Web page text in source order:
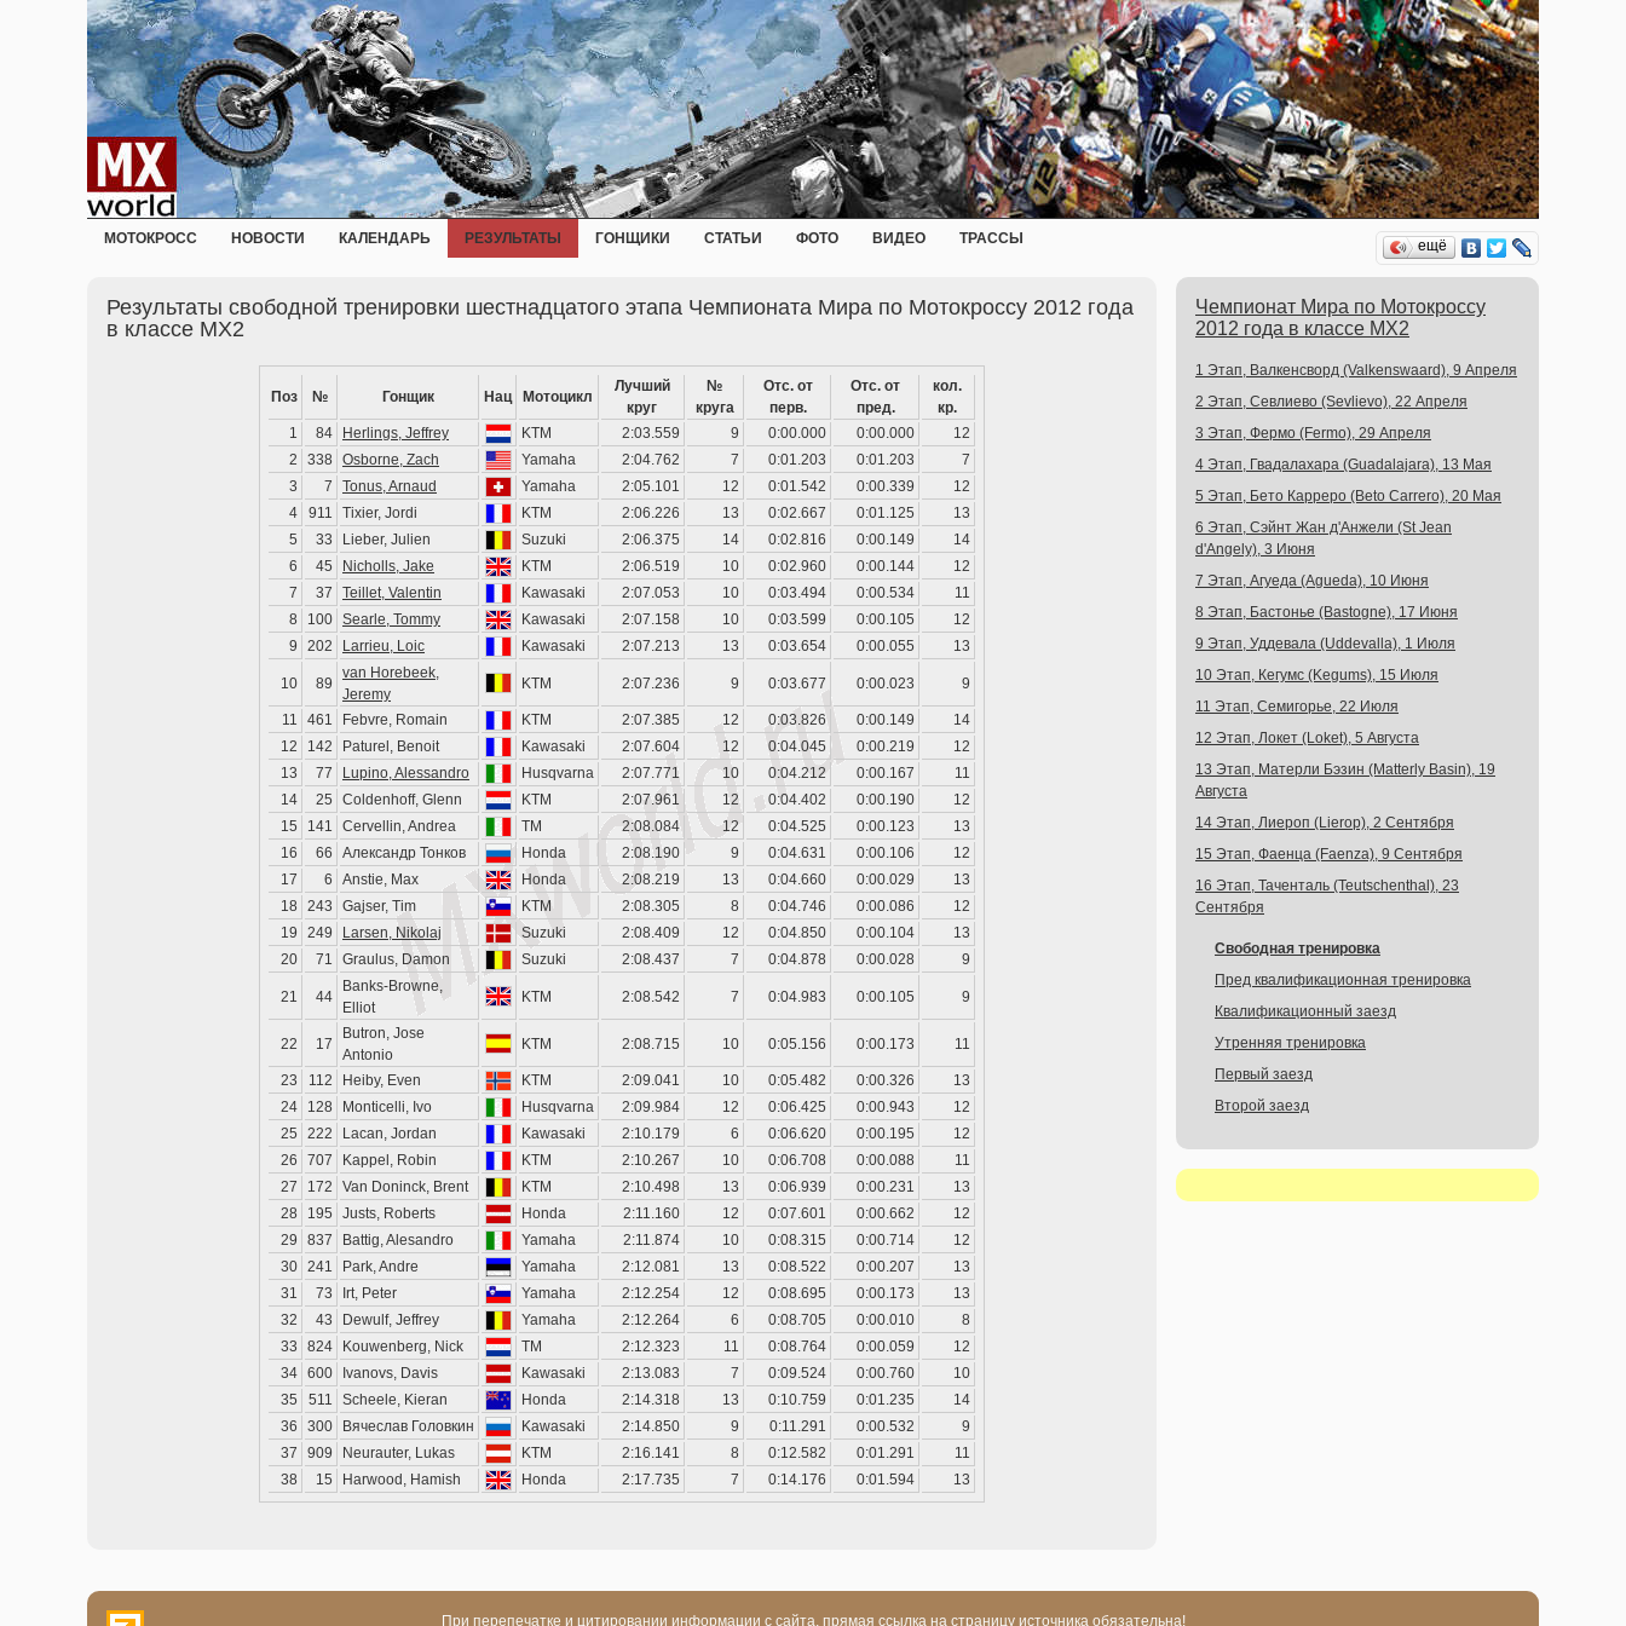
МОТОКРОСС НОВОСТИ КАЛЕНДАРЬ РЕЗУЛЬТАТЫ ГОНЩИКИ СТАТЬИ ФОТО ВИДЕО ТРАССЫ ещё
Результаты свободной тренировки шестнадцатого этапа Чемпионата Мира по Мотокроссу 2012 года
в классе MX2
Поз № Гонщик Нац Мотоцикл
Лучший
круг
№
круга
Отс. от
перв.
Отс. от
пред.
кол.
кр.
1
84 Herlings, Jeffrey KTM 2:03.559 9 0:00.000 0:00.000
12
2
338 Osborne, Zach Yamaha 2:04.762 7 0:01.203 0:01.203
7
3
7 Tonus, Arnaud Yamaha 2:05.101 12 0:01.542 0:00.339
12
4
911 Tixier, Jordi KTM 2:06.226 13 0:02.667 0:01.125
13
5
33 Lieber, Julien Suzuki 2:06.375 14 0:02.816 0:00.149
14
6
45 Nicholls, Jake KTM 2:06.519 10 0:02.960 0:00.144
12
7
37 Teillet, Valentin Kawasaki 2:07.053 10 0:03.494 0:00.534
11
8
100 Searle, Tommy Kawasaki 2:07.158 10 0:03.599 0:00.105
12
9
202 Larrieu, Loic Kawasaki 2:07.213 13 0:03.654 0:00.055 13
10 89
van Horebeek,
Jeremy
KTM 2:07.236 9 0:03.677 0:00.023 9
11 461 Febvre, Romain KTM 2:07.385 12 0:03.826 0:00.149
14
12
142 Paturel, Benoit Kawasaki 2:07.604 12 0:04.045 0:00.219
12
13
77 Lupino, Alessandro Husqvarna 2:07.771 10 0:04.212 0:00.167
11
14
25 Coldenhoff, Glenn KTM 2:07.961 12 0:04.402 0:00.190
12
15
141 Cervellin, Andrea TM 2:08.084 12 0:04.525 0:00.123
13
16
66 Александр Тонков Honda 2:08.190 9 0:04.631 0:00.106
12
17
6 Anstie, Max Honda 2:08.219 13 0:04.660 0:00.029
13
18
243 Gajser, Tim KTM 2:08.305 8 0:04.746 0:00.086
12
19
249 Larsen, Nikolaj Suzuki 2:08.409 12 0:04.850 0:00.104
13
20
71 Graulus, Damon Suzuki 2:08.437 7 0:04.878 0:00.028 9
21 44
Banks-Browne,
Elliot
KTM 2:08.542 7 0:04.983 0:00.105 9
22 17
Butron, Jose
Antonio
KTM 2:08.715 10 0:05.156 0:00.173 11
23 112 Heiby, Even KTM 2:09.041 10 0:05.482 0:00.326
13
24
128 Monticelli, Ivo Husqvarna 2:09.984 12 0:06.425 0:00.943
12
25
222 Lacan, Jordan Kawasaki 2:10.179 6 0:06.620 0:00.195
12
26
707 Kappel, Robin KTM 2:10.267 10 0:06.708 0:00.088
11
27
172 Van Doninck, Brent KTM 2:10.498 13 0:06.939 0:00.231
13
28
195 Justs, Roberts Honda 2:11.160 12 0:07.601 0:00.662
12
29
837 Battig, Alesandro Yamaha 2:11.874 10 0:08.315 0:00.714
12
30 241 Park, Andre Yamaha 2:12.081 13 0:08.522 0:00.207
13
31
73 Irt, Peter Yamaha 2:12.254 12 0:08.695 0:00.173
13
32
43 Dewulf, Jeffrey Yamaha 2:12.264 6 0:08.705 0:00.010
8
33
824 Kouwenberg, Nick TM 2:12.323 11 0:08.764 0:00.059
12
34 600 Ivanovs, Davis Kawasaki 2:13.083 7 0:09.524 0:00.760
10
35
511 Scheele, Kieran Honda 2:14.318 13 0:10.759 0:01.235
14
36
300 Вячеслав Головкин Kawasaki 2:14.850 9 0:11.291 0:00.532
9
37
909 Neurauter, Lukas KTM 2:16.141 8 0:12.582 0:01.291
11
38
15 Harwood, Hamish Honda 2:17.735 7 0:14.176 0:01.594 13
Чемпионат Мира по Мотокроссу
2012 года в классе MX2
1 Этап, Валкенсворд (Valkenswaard), 9 Апреля
2 Этап, Севлиево (Sevlievo), 22 Апреля
3 Этап, Фермо (Fermo), 29 Апреля
4 Этап, Гвадалахара (Guadalajara), 13 Мая
5 Этап, Бето Карреро (Beto Carrero), 20 Мая
6 Этап, Сэйнт Жан д'Анжели (St Jean
d'Angely), 3 Июня
7 Этап, Агуеда (Agueda), 10 Июня
8 Этап, Бастонье (Bastogne), 17 Июня
9 Этап, Уддевала (Uddevalla), 1 Июля
10 Этап, Кегумс (Kegums), 15 Июля
11 Этап, Семигорье, 22 Июля
12 Этап, Локет (Loket), 5 Августа
13 Этап, Матерли Бэзин (Matterly Basin), 19
Августа
14 Этап, Лиероп (Lierop), 2 Сентября
15 Этап, Фаенца (Faenza), 9 Сентября
16 Этап, Таченталь (Teutschenthal), 23
Сентября
Свободная тренировка
Пред квалификационная тренировка
Квалификационный заезд
Утренняя тренировка
Первый заезд
Второй заезд
При перепечатке и цитировании информации с сайта, прямая ссылка на страницу источника обязательна!